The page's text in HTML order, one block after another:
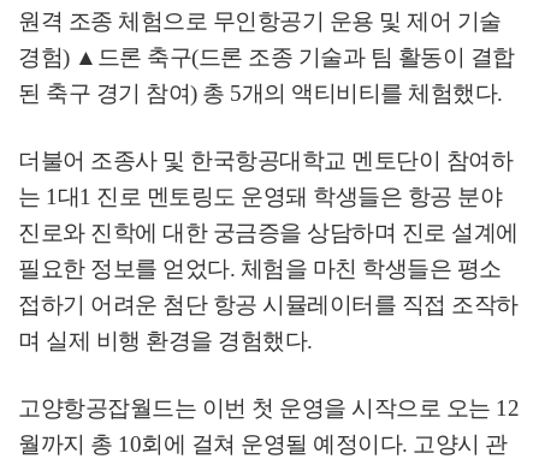
원격 조종 체험으로 무인항공기 운용 및 제어 기술
경험) ▲ 드론 축구(드론 조종 기술과 팀 활동이 결합
된 축구 경기 참여) 총 5개의 액티비티를 체험했다.
더불어 조종사 및 한국항공대학교 멘토단이 참여하
는 1대1 진로 멘토링도 운영돼 학생들은 항공 분야
진로와 진학에 대한 궁금증을 상담하며 진로 설계에
필요한 정보를 얻었다. 체험을 마친 학생들은 평소
접하기 어려운 첨단 항공 시뮬레이터를 직접 조작하
며 실제 비행 환경을 경험했다.
고양항공잡월드는 이번 첫 운영을 시작으로 오는 12
월까지 총 10회에 걸쳐 운영될 예정이다. 고양시 관